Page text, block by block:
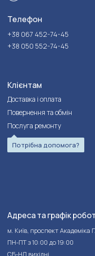
Телефон
+38 067 452-74-45
+38 050 552-74-45
Клієнтам
Доставка і оплата
Повернення та обмін
Послуга ремонту
Потрібна допомога?
Адреса та графік
м. Київ, проспект Академіка
ПН-ПТ з 10:00 до 19:00
СБ-НД вихідні